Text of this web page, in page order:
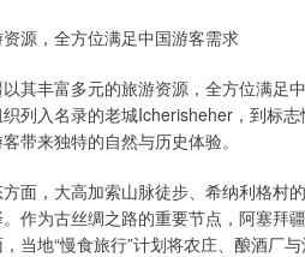
源，全方位满足中国游客需求
其丰富多元的旅游资源，全方位满足
列入名录的老城Icherisheher，到标
带来独特的自然与历史体验。
方面，大高加索山脉徒步、希纳利格村
作为古丝绸之路的重要节点，阿塞拜
当地“慢食旅行”计划将农庄、酿酒厂